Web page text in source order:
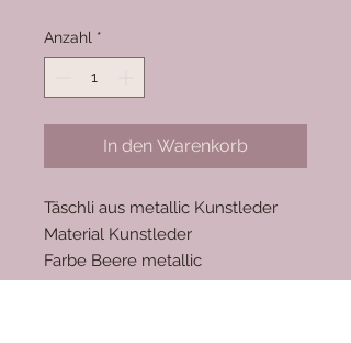
Anzahl *
In den Warenkorb
Täschli aus metallic Kunstleder
Material Kunstleder
Farbe Beere metallic
Grösse M